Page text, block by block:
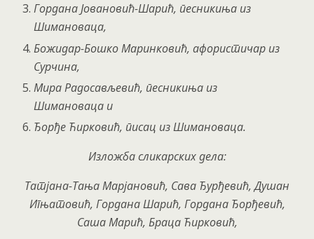
Гордана Јовановић-Шарић, песникиња из
Шимановаца,
Божидар-Бошко Маринковић, афористичар из
Сурчина,
Мира Радосављевић, песникиња из
Шимановаца и
Ђорђе Ћирковић, писац из Шимановаца.
Изложба сликарских дела:
Татјана-Тања Марјановић, Сава Ђурђевић, Душан
Игњатовић, Гордана Шарић, Гордана Ђорђевић,
Саша Марић, Браца Ћирковић,